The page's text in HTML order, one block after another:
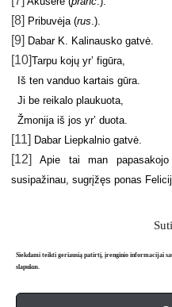
Siekdami teikti geriausią patirtį, įrenginio informacijai
slapukus.
[8] Pribuvėja (rus .).
[9] Dabar K. Kalinausko gatvė.
[10]Tarpu kojų yr’ figūra,
Iš ten vanduo kartais gūra.
Ji be reikalo plaukuota,
Žmonija iš jos yr’ duota.
[11] Dabar Liepkalnio gatvė.
[12]
Apie tai man
susipažinau, sugrįžęs ponas